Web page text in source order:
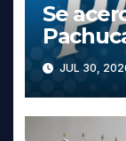
Se
y los
JUL 30,